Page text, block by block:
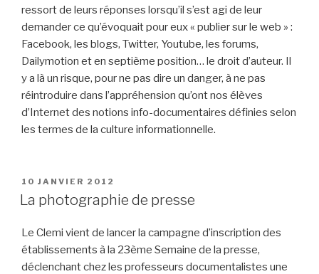
ressort de leurs réponses lorsqu’il s’est agi de leur
demander ce qu’évoquait pour eux « publier sur le web » :
Facebook, les blogs, Twitter, Youtube, les forums,
Dailymotion et en septième position… le droit d’auteur. Il
y a là un risque, pour ne pas dire un danger, à ne pas
réintroduire dans l’appréhension qu’ont nos élèves
d’Internet des notions info-documentaires définies selon
les termes de la culture informationnelle.
PUBLIÉ
LE
10 JANVIER 2012
La photographie de presse
Le Clemi vient de lancer la campagne d’inscription des
établissements à la 23ème Semaine de la presse,
déclenchant chez les professeurs documentalistes une